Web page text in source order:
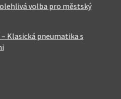
volba pro městský
Klasická pneumatika s